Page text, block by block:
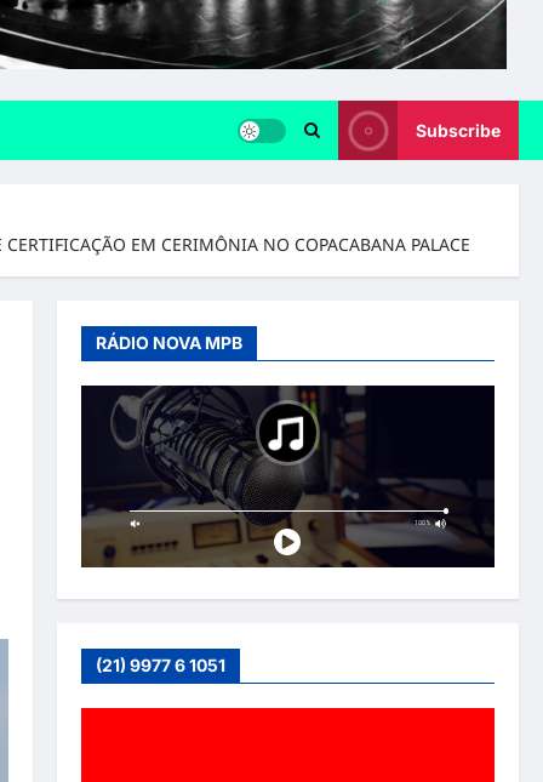
Subscribe
EM CERIMÔNIA NO COPACABANA PALACE
RÁDIO NOVA MPB
(21) 9977 6 1051